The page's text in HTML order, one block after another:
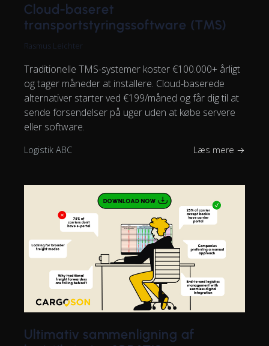
Cloud-baseret
transportstyringssoftware (TMS)
Rasmus Leichter
Traditionelle TMS-systemer koster €100.000+ årligt
og tager måneder at installere. Cloud-baserede
alternativer starter ved €199/måned og får dig til at
sende forsendelser på uger uden at købe servere
eller software.
Logistik ABC Læs mere →
Ultimativ sammenligning af